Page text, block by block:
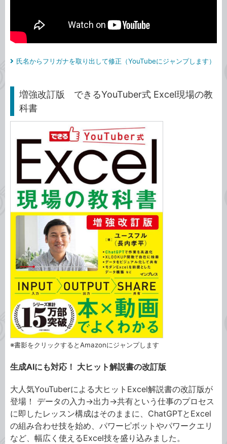
氏名からフリガナを取り出して修正（YouTubeにジャンプします）
増強改訂版 できるYouTuber式 Excel現場の教
科書
※書影をクリックするとAmazonにジャンプします
⽣成AIにも対応！ ⼤ヒット解説書の改訂版
⼤⼈気YouTuberによる⼤ヒットExcel解説書の改訂版が
登場！ データの⼊⼒→出⼒→共有という仕事のプロセス
に即したレッスン構成はそのままに、ChatGPTとExcel
の組み合わせ技を始め、パワーピボットやパワークエリ
など、幅広く使えるExcel技を盛り込みました。